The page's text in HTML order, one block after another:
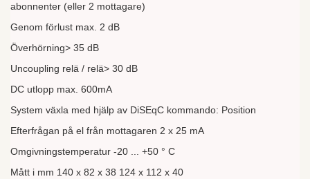
abonnenter (eller 2 mottagare)
Genom förlust max. 2 dB
Överhörning> 35 dB
Uncoupling relä / relä> 30 dB
DC utlopp max. 600mA
System växla med hjälp av DiSEqC kommando: Position
Efterfrågan på el från mottagaren 2 x 25 mA
Omgivningstemperatur -20 ... +50 ° C
Mått i mm 140 x 82 x 38 124 x 112 x 40